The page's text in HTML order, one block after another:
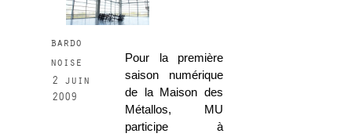
bardo
noise
2 juin
2009
Pour la première
saison numérique
de la Maison des
Métallos, MU
participe à